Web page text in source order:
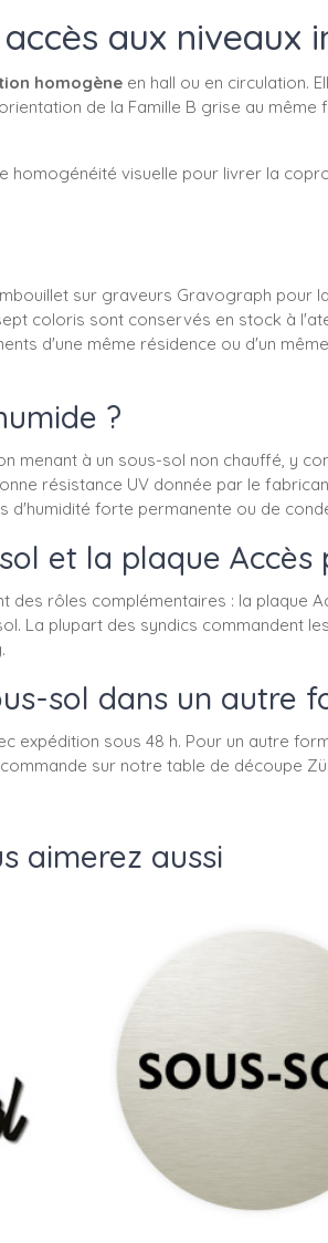
aux niveaux
homogène en hall ou en circulation.
de la Famille B grise au même
homogénéité visuelle pour livrer la
sur graveurs Gravograph pour
coloris sont conservés en stock à
d'une même résidence ou d'un
?
menant à un sous-sol non chauffé, y
résistance UV donnée par le
forte permanente ou de
et la plaque Accès
des rôles complémentaires : la plaque
La plupart des syndics commandent
sol dans un autre
expédition sous 48 h. Pour un autre
sur notre table de découpe
aimerez aussi